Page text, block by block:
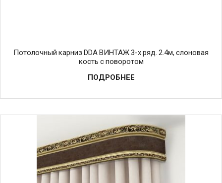
Потолочный карниз DDA ВИНТАЖ 3-х ряд. 2.4м, слоновая
кость с поворотом
ПОДРОБНЕЕ